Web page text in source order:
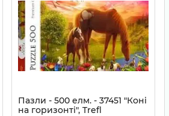
Пазли - 500 елм. - 37451 "Коні
на горизонті", Trefl